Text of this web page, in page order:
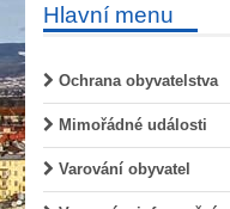
Hlavní menu
Ochrana obyvatelstva
Mimořádné události
Varování obyvatel